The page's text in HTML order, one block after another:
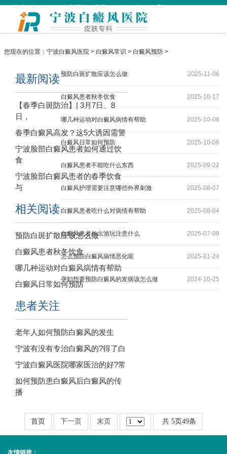
您现在的位置： 宁波白癜风医院 > 白癜风常识 > 白癜风预防 >
最新阅读
【春季白斑防治】| 3月7日、8
日，
春季白癜风高发？这5大诱因需警
宁波脸部白癜风患者如何通过饮
食
宁波脸部白癜风患者的春季饮食
与
相关阅读
预防白斑扩散应该怎么做
白癜风患者秋冬饮食
哪几种运动对白癜风病情有帮助
白癜风日常如何预防
患者关注
老年人如何预防白癜风的发生
宁波有没有专治白癜风的?得了白
宁波白癜风医院哪家医治的好?常
如何预防患白癜风后白癜风的传
播
预防白斑扩散应该怎么做 2025-11-06
白癜风患者秋冬饮食 2025-10-17
哪几种运动对白癜风病情有帮助 2025-10-08
白癜风日常如何预防 2025-10-06
白癜风患者不能吃什么东西 2025-09-22
白癜风护理需要注意哪些外界刺激 2025-08-07
白癜风患者吃什么对病情有帮助 2025-08-04
白癜风患者外出游玩注意什么 2025-07-09
怎么预防白癜风病情恶化呢 2025-01-24
孕妇想要预防白癜风的发病该怎么做 2024-10-25
首页 下一页 末页 共 5页49条
友情链接：